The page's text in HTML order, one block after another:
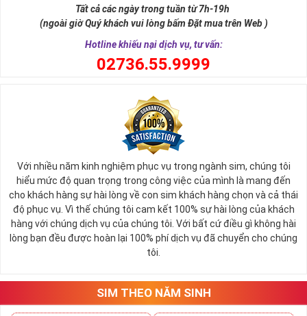
Tất cả các ngày trong tuần từ 7h-19h
(ngoài giờ Quý khách vui lòng bấm Đặt mua trên Web )
Hotline khiếu nại dịch vụ, tư vấn:
02736.55.9999
Với nhiều năm kinh nghiệm phục vụ trong ngành sim, chúng tôi
hiểu mức độ quan trọng trong công việc của mình là mang đến
cho khách hàng sự hài lòng về con sim khách hàng chọn và cả thái
độ phục vụ. Vì thế chúng tôi cam kết 100% sự hài lòng của khách
hàng với chúng dịch vụ của chúng tôi. Với bất cứ điều gì không hài
lòng bạn đều được hoàn lại 100% phí dịch vụ đã chuyển cho chúng
tôi.
SIM THEO NĂM SINH